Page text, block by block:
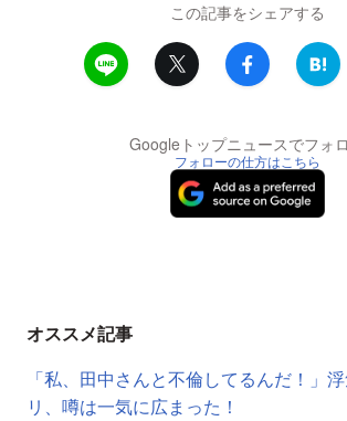
この記事をシェアする
Googleトップニュースでフォ
フォローの仕方はこちら
オススメ記事
「私、田中さんと不倫してるんだ！」
リ、噂は一気に広まった！